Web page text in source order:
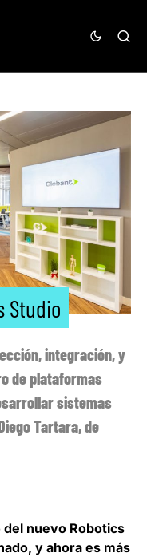
Studio
integración, y
de plataformas
sistemas
Tartara, de
del nuevo Robotics
y ahora es más